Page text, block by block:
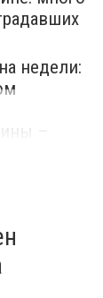
недели:
–